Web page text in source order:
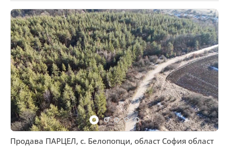
Продава ПАРЦЕЛ, с. Белопопци, област София област